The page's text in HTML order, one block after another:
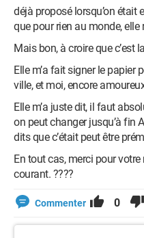
déjà proposé lorsqu’on était
que pour rien au monde, elle
Mais bon, à croire que c’est
Elle m’a fait signer le papier
ville, et moi, encore
Elle m’a juste dit, il faut
on peut changer jusqu’à fin
dits que c’était peut être
En tout cas, merci pour
courant. ????
Commenter 0